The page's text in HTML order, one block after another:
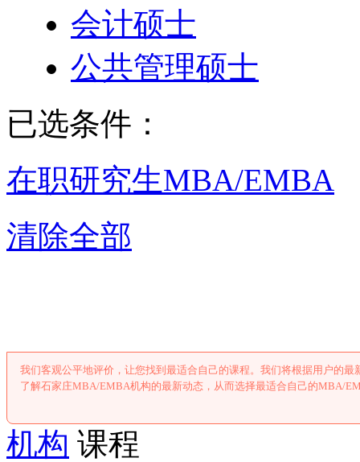
会计硕士
公共管理硕士
已选条件：
在职研究生MBA/EMBA
清除全部
我们客观公平地评价，让您找到最适合自己的课程。我们将根据用户的
了解石家庄MBA/EMBA机构的最新动态，从而选择最适合自己的MBA/
机构 课程